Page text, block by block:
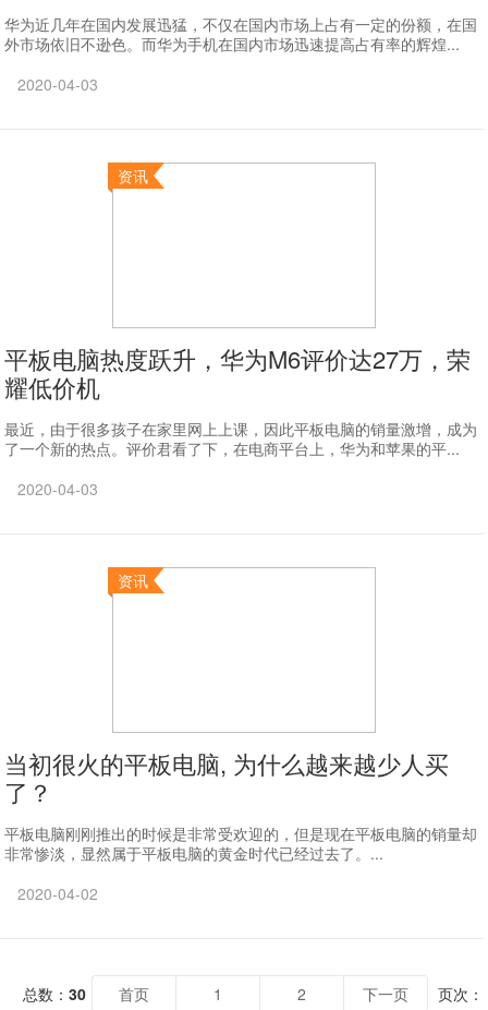
华为近几年在国内发展迅猛，不仅在国内市场上占有一定的份额，在国
外市场依旧不逊色。而华为手机在国内市场迅速提高占有率的辉煌...
2020-04-03
资讯
平板电脑热度跃升，华为M6评价达27万，荣
耀低价机
最近，由于很多孩子在家里网上上课，因此平板电脑的销量激增，成为
了一个新的热点。评价君看了下，在电商平台上，华为和苹果的平...
2020-04-03
资讯
当初很火的平板电脑, 为什么越来越少人买
了？
平板电脑刚刚推出的时候是非常受欢迎的，但是现在平板电脑的销量却
非常惨淡，显然属于平板电脑的黄金时代已经过去了。...
2020-04-02
总数： 30 首页 1 2 下一页 页次：